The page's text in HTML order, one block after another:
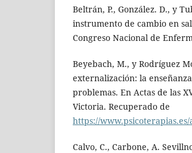
Beltrán, P., González. D., y
instrumento de cambio en
Congreso Nacional de
Beyebach, M., y Rodríguez
externalización: la
problemas. En Actas de las
Victoria. Recuperado de
https://
Calvo, C., Carbone, A.